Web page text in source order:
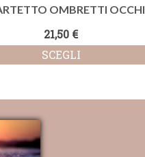
OMBRETTI OCCHI
21,50 €
SCEGLI
ha